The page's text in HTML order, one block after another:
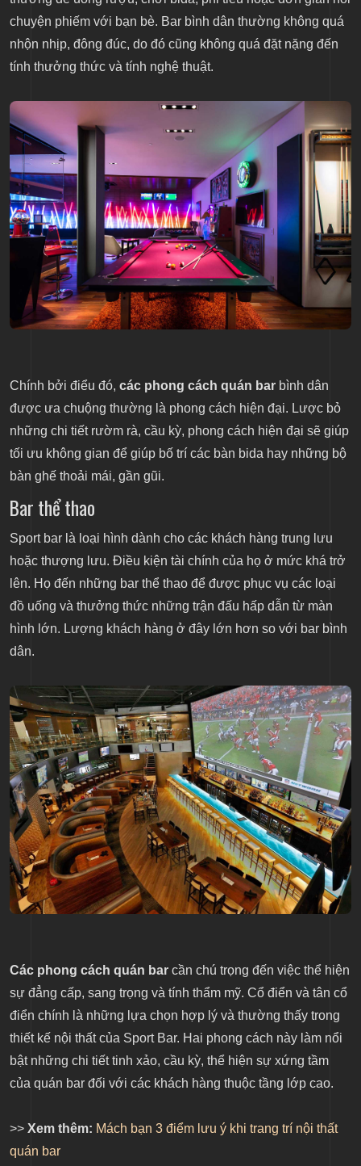
chuyện phiếm với bạn bè. Bar bình dân thường không quá
nhộn nhịp, đông đúc, do đó cũng không quá đặt nặng đến
tính thưởng thức và tính nghệ thuật.
Chính bởi điểu đó, các phong cách quán bar bình dân
được ưa chuộng thường là phong cách hiện đại. Lược bỏ
những chi tiết rườm rà, cầu kỳ, phong cách hiện đại sẽ giúp
tối ưu không gian để giúp bố trí các bàn bida hay những bộ
bàn ghế thoải mái, gần gũi.
Bar thể thao
Sport bar là loại hình dành cho các khách hàng trung lưu
hoặc thượng lưu. Điều kiện tài chính của họ ở mức khá trở
lên. Họ đến những bar thể thao để được phục vụ các loại
đồ uống và thưởng thức những trận đấu hấp dẫn từ màn
hình lớn. Lượng khách hàng ở đây lớn hơn so với bar bình
dân.
Các phong cách quán bar cần chú trọng đến việc thể hiện
sự đẳng cấp, sang trọng và tính thẩm mỹ. Cổ điển và tân cổ
điển chính là những lựa chọn hợp lý và thường thấy trong
thiết kế nội thất của Sport Bar. Hai phong cách này làm nổi
bật những chi tiết tinh xảo, cầu kỳ, thể hiện sự xứng tầm
của quán bar đối với các khách hàng thuộc tầng lớp cao.
>> Xem thêm: Mách bạn 3 điểm lưu ý khi trang trí nội thất
quán bar